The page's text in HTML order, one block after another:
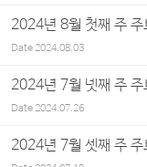
2024년 8월 첫째 주 주
Date2024.08.03
2024년 7월 넷째 주 주
Date2024.07.26
2024년 7월 셋째 주 주